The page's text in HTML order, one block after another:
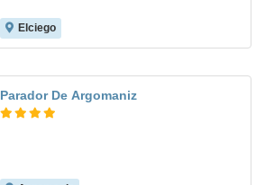
Elciego
Parador De Argomaniz